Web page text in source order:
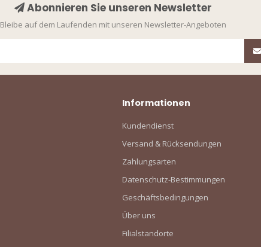
Abonnieren Sie unseren Newsletter
Bleibe auf dem Laufenden mit unseren Newsletter-Angeboten
Informationen
Kundendienst
Versand & Rücksendungen
Zahlungsarten
Datenschutz-Bestimmungen
Geschäftsbedingungen
Über uns
Filialstandorte
NO, THANKS